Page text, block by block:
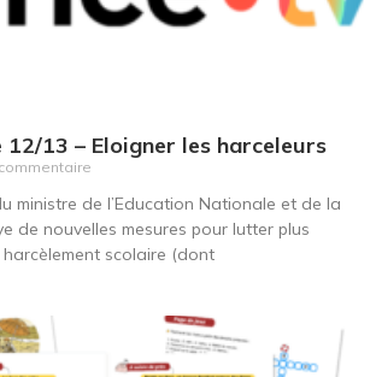
12/13 – Eloigner les harceleurs
ministre de l’Education Nationale et de la
de nouvelles mesures pour lutter plus
scolaire (dont